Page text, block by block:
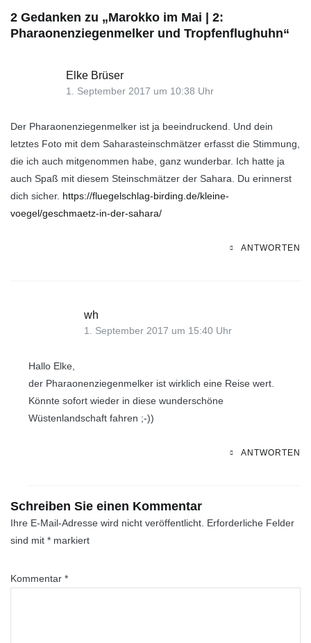
2 Gedanken zu „Marokko im Mai | 2:
Pharaonenziegenmelker und Tropfenflughuhn“
Elke Brüser
1. September 2017 um 10:38 Uhr
Der Pharaonenziegenmelker ist ja beeindruckend. Und dein
letztes Foto mit dem Saharasteinschmätzer erfasst die Stimmung,
die ich auch mitgenommen habe, ganz wunderbar. Ich hatte ja
auch Spaß mit diesem Steinschmätzer der Sahara. Du erinnerst
dich sicher. https://fluegelschlag-birding.de/kleine-
voegel/geschmaetz-in-der-sahara/
ANTWORTEN
wh
1. September 2017 um 15:40 Uhr
Hallo Elke,
der Pharaonenziegenmelker ist wirklich eine Reise wert.
Könnte sofort wieder in diese wunderschöne
Wüstenlandschaft fahren ;-))
ANTWORTEN
Schreiben Sie einen Kommentar
Ihre E-Mail-Adresse wird nicht veröffentlicht. Erforderliche Felder
sind mit * markiert
Kommentar *